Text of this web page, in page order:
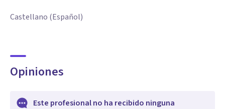
Castellano (Español)
Opiniones
Este profesional no ha recibido ninguna